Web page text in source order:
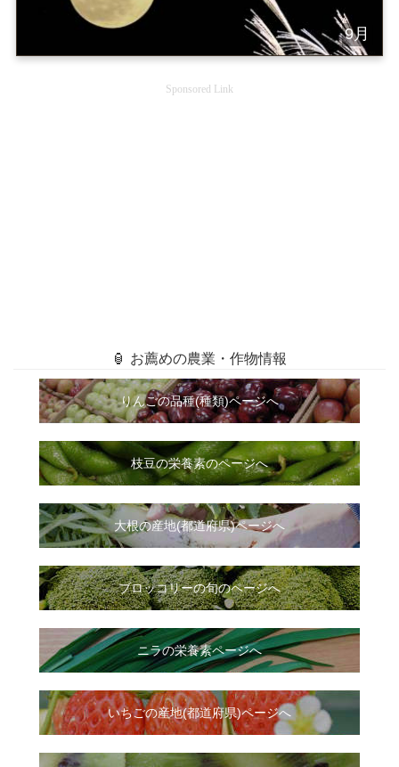
9月
Sponsored Link
🏮 お薦めの農業・作物情報
りんごの品種(種類)ページへ
枝豆の栄養素のページへ
大根の産地(都道府県)ページへ
ブロッコリーの旬のページへ
ニラの栄養素ページへ
いちごの産地(都道府県)ページへ